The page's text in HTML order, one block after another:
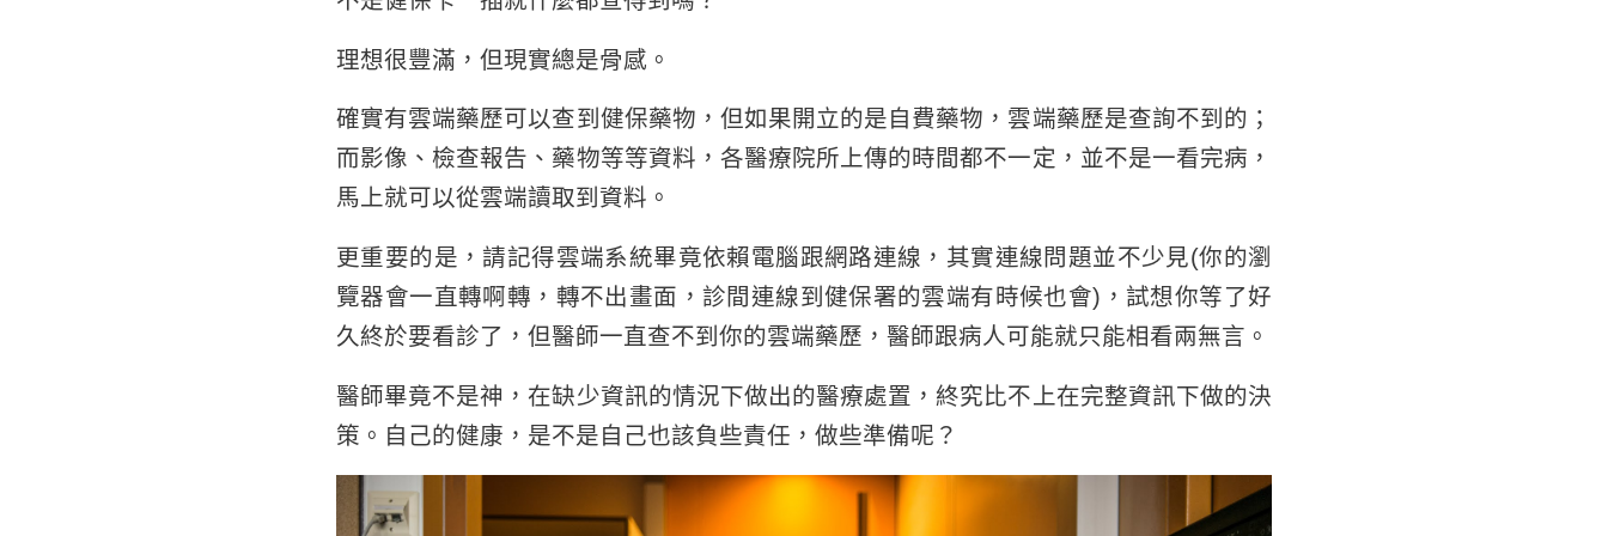
理想很豐滿，但現實總是骨感。
確實有雲端藥歷可以查到健保藥物，但如果開立的是自費藥物，雲端藥歷是查詢不到的；
而影像、檢查報告、藥物等等資料，各醫療院所上傳的時間都不一定，並不是一看完病，
馬上就可以從雲端讀取到資料。
更重要的是，請記得雲端系統畢竟依賴電腦跟網路連線，其實連線問題並不少見(你的瀏
覽器會一直轉啊轉，轉不出畫面，診間連線到健保署的雲端有時候也會)，試想你等了好
久終於要看診了，但醫師一直查不到你的雲端藥歷，醫師跟病人可能就只能相看兩無言。
醫師畢竟不是神，在缺少資訊的情況下做出的醫療處置，終究比不上在完整資訊下做的決
策。自己的健康，是不是自己也該負些責任，做些準備呢？